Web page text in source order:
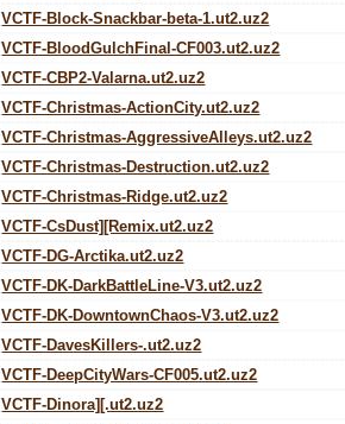
VCTF-Block-Snackbar-beta-1.ut2.uz2
VCTF-BloodGulchFinal-CF003.ut2.uz2
VCTF-CBP2-Valarna.ut2.uz2
VCTF-Christmas-ActionCity.ut2.uz2
VCTF-Christmas-AggressiveAlleys.ut2.uz2
VCTF-Christmas-Destruction.ut2.uz2
VCTF-Christmas-Ridge.ut2.uz2
VCTF-CsDust][Remix.ut2.uz2
VCTF-DG-Arctika.ut2.uz2
VCTF-DK-DarkBattleLine-V3.ut2.uz2
VCTF-DK-DowntownChaos-V3.ut2.uz2
VCTF-DavesKillers-.ut2.uz2
VCTF-DeepCityWars-CF005.ut2.uz2
VCTF-Dinora][.ut2.uz2